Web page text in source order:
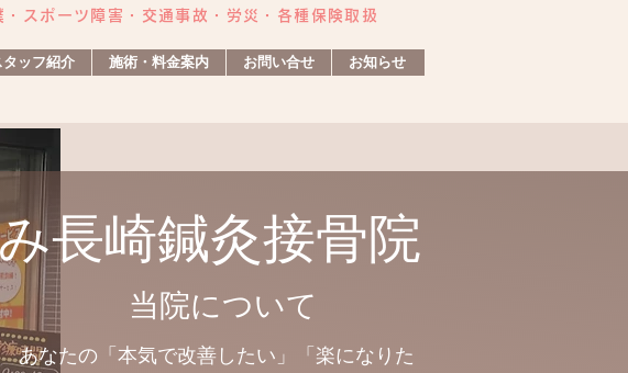
スポーツ障害​・交通事故・労災・各種保険取扱
タッフ紹介 施術・料金案内 お問い合せ お知らせ
長崎鍼灸接骨院
当院について
あなたの「本気で改善したい」「楽になりた